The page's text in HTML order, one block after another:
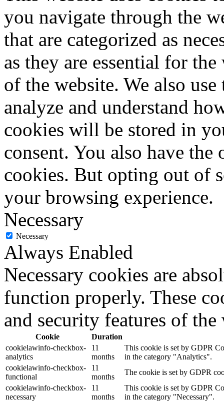
you navigate through the
that are categorized as
as they are essential for
of the website. We also
analyze and understand
cookies will be stored in
consent. You also have
cookies. But opting out of
your browsing experience.
Necessary
Necessary
Always Enabled
Necessary cookies are
function properly. These
and security features of
Cookie
Duration
cookielawinfo-checkbox-
analytics
11
months
This cookie is set by GDPR
in the category "Analytics".
cookielawinfo-checkbox-
functional
11
months
The cookie is set by GDPR
cookielawinfo-checkbox-
necessary
11
months
This cookie is set by GDPR
in the category "Necessary".